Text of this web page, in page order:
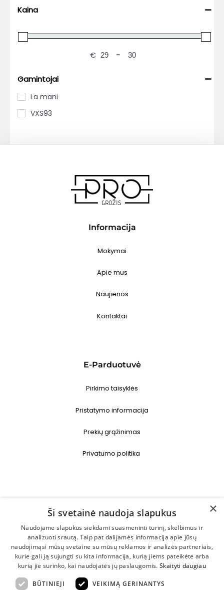
Kaina
€ -
Gamintojai
La mani
VXS93
Informacija
Mokymai
Apie mus
Naujienos
Kontaktai
E-Parduotuvė
Pirkimo taisyklės
Pristatymo informacija
Prekių grąžinimas
Privatumo politika
+370 646 29884
info@progrozis.lt
Islandijos pl. 32, MEGA
×
Ši svetainė naudoja slapukus
Naudojame slapukus siekdami suasmeninti turinį, skelbimus ir
analizuoti srautą. Taip pat dalijamės informacija apie jūsų
naudojimąsi mūsų svetaine su mūsų reklamos ir analizės partneriais,
kurie gali ją sujungti su kita informacija, kurią jiems pateikėte arba
kurią jie surinko, kai naudojatės jų paslaugomis.Skaityti daugiau
BŪTINIEJI VEIKIMĄ GERINANTYS